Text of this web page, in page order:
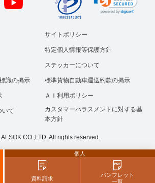
個人
資料請求
パンフレット
一覧
サイトポリシー
特定個人情報等保護方針
ステッカーについて
識の掲示 標準貨物自動車運送約款の掲示
ＡＩ利用ポリシー
いて
カスタマーハラスメントに対する基
本方針
CO.,LTD. All rights reserved.